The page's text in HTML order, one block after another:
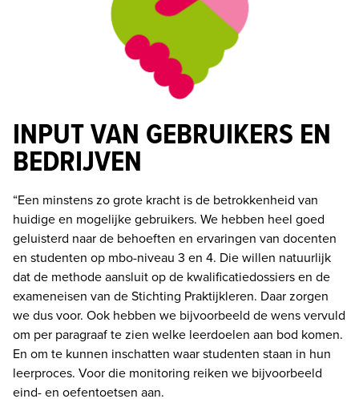
INPUT VAN GEBRUIKERS EN
BEDRIJVEN
“Een minstens zo grote kracht is de betrokkenheid van
huidige en mogelijke gebruikers. We hebben heel goed
geluisterd naar de behoeften en ervaringen van docenten
en studenten op mbo-niveau 3 en 4. Die willen natuurlijk
dat de methode aansluit op de kwalificatiedossiers en de
exameneisen van de Stichting Praktijkleren. Daar zorgen
we dus voor. Ook hebben we bijvoorbeeld de wens vervuld
om per paragraaf te zien welke leerdoelen aan bod komen.
En om te kunnen inschatten waar studenten staan in hun
leerproces. Voor die monitoring reiken we bijvoorbeeld
eind- en oefentoetsen aan.